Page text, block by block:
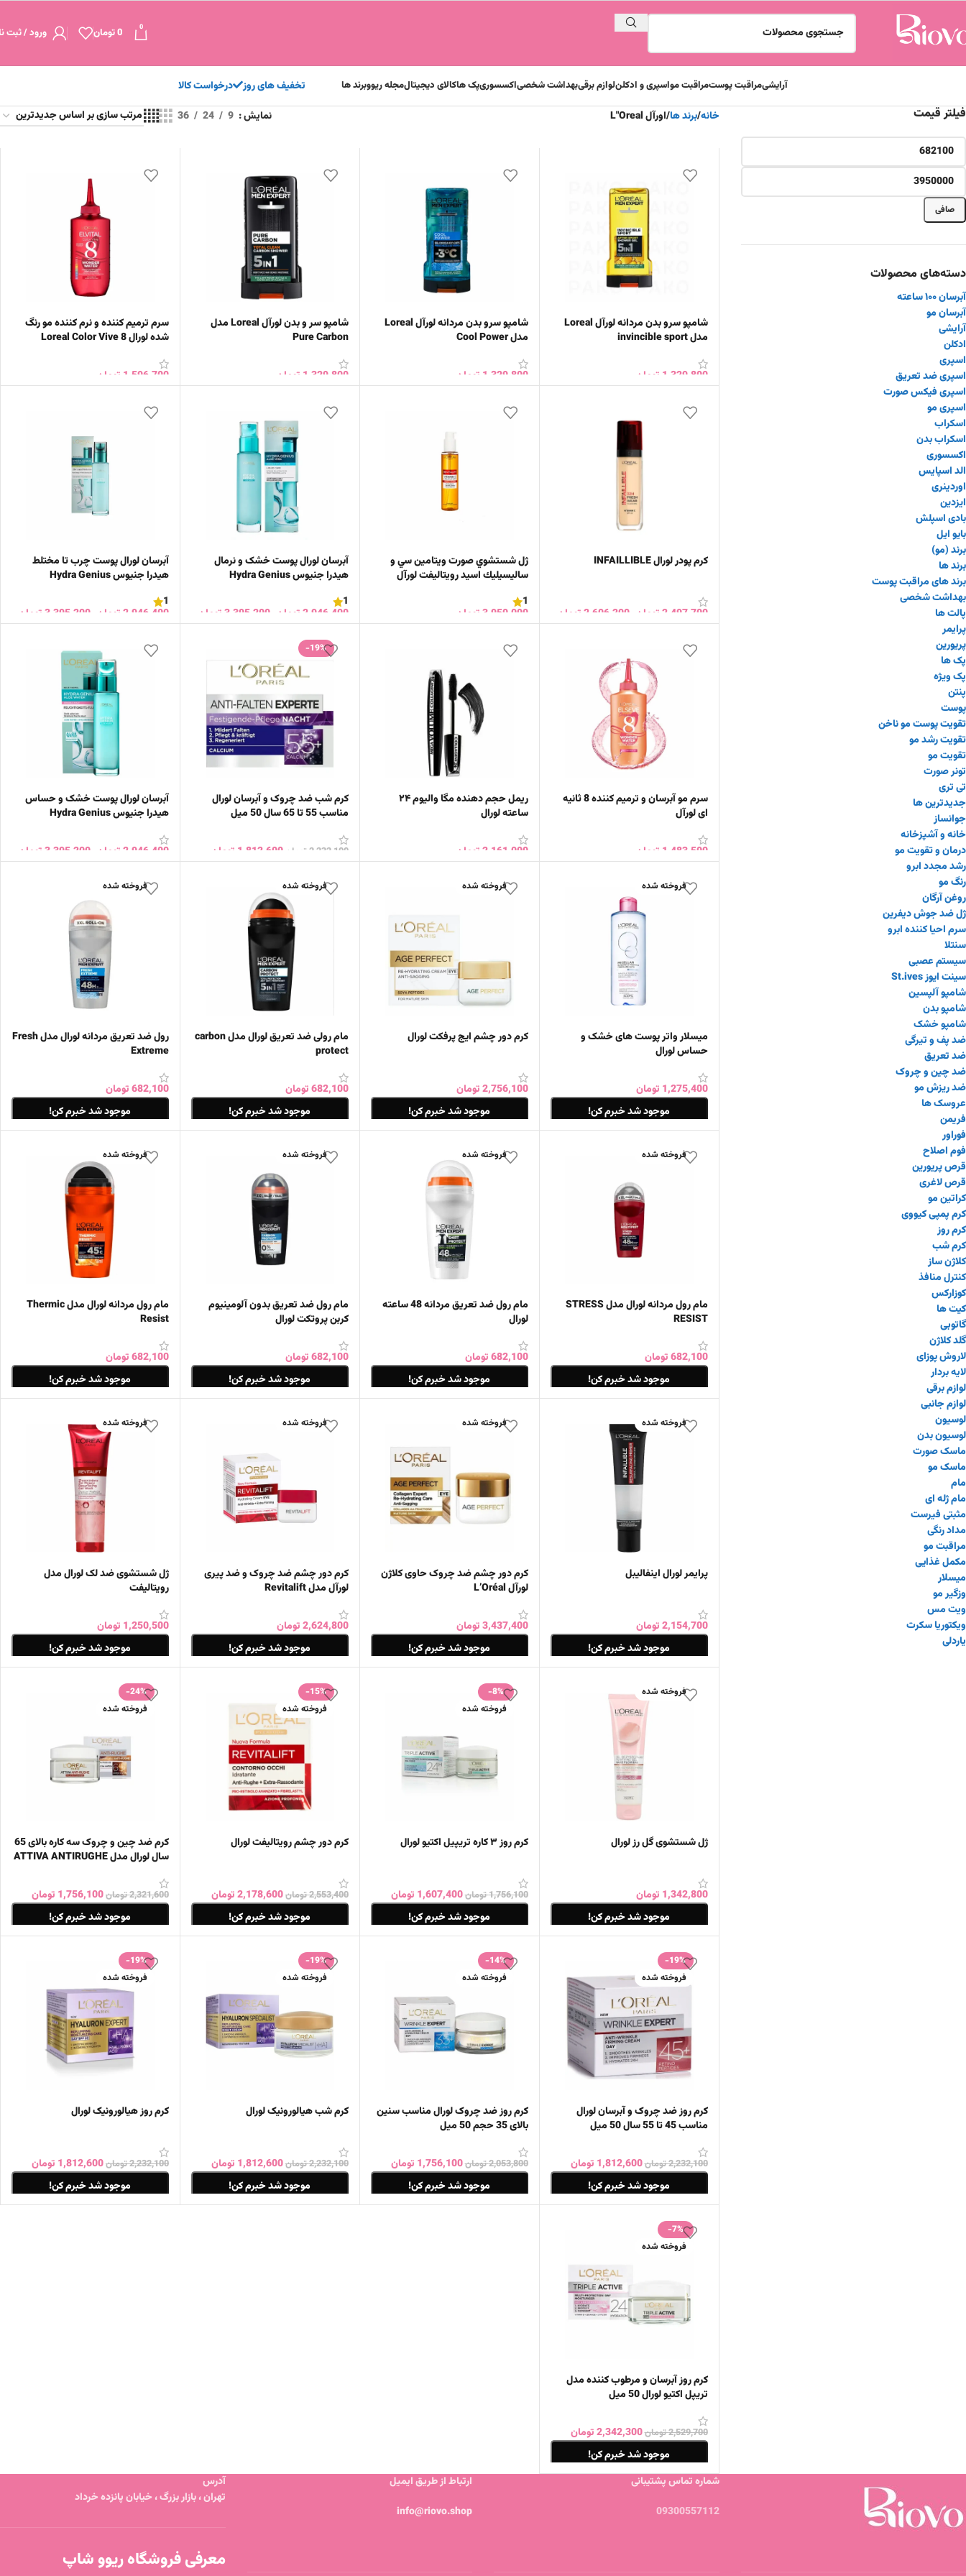
0
0تومان ورود / ثبت
آرایشیمراقبت پوستمراقبت مواسپری و ادکلنلوازم برقیبهداشت شخصیاکسسوریپک هاکالای دیجیتالمجله ریووبرند ها تخفیف های روز درخواست کالا
فیلتر قیمت
قيمت:682,100 تومان
دسته‌های محصولات
آبرسان ۱۰۰ ساعته
آبرسان مو
آرایشی
ادکلن
اسپری
اسپری ضد تعریق
اسپری فیکس صورت
اسپری مو
اسکراب
اسکراب بدن
اکسسوری
الد اسپایس
اوردینری
ایزدین
بادی اسپلش
بایو ایل
برند (مو)
برند ها
برند های مراقبت پوست
بهداشت شخصی
پالت ها
پرایمر
پریورین
پک ها
پک ویژه
پنتن
پوست
تقویت پوست مو ناخن
تقویت رشد مو
تقویت مو
تونر صورت
تی تری
جدیدترین ها
جوانساز
خانه و آشپزخانه
درمان و تقویت مو
رشد مجدد ابرو
رنگ مو
روغن آرگان
ژل ضد جوش دیفرین
سرم احیا کننده ابرو
سنتلا
سیستم عصبی
سینت ایوز St.ives
شامپو آلپسین
شامپو بدن
شامپو خشک
ضد پف و تیرگی
ضد تعریق
ضد چین و چروک
ضد ریزش مو
عروسک ها
فریمن
فوراور
فوم اصلاح
قرص پریورین
قرص لاغری
کراتین مو
کرم پمپی کیووی
کرم روز
کرم شب
کلاژن ساز
کنترل منافذ
کوزارکس
کیت ها
گاتوبی
گلد کلاژن
لاروش پوزای
لایه بردار
لوازم برقی
لوازم جانبی
لوسیون
لوسیون بدن
ماسک صورت
ماسک مو
مام
مام ژله ای
مثبتی فیرست
مداد رنگی
مراقبت مو
مکمل غذایی
میسلار
وزگیر مو
ویت مس
ویکتوریا سکرت
یاردلی
خانه برند ها اورآل L"Oreal نمایش 9
24
36
شامپو سرو بدن مردانه لورآل Loreal
مدل invincible sport
1,329,800 تومان
شامپو سرو بدن مردانه لورآل Loreal
مدل Cool Power
1,329,800 تومان
شامپو سر و بدن لورآل Loreal مدل
Pure Carbon
1,329,800 تومان
سرم ترمیم کننده و نرم کننده مو رنگ
شده لورال Loreal Color Vive 8
1,596,700 تومان
کرم پودر لورال INFAILLIBLE
2,497,700تومان –
2,606,200تومان
ژل شستشوي صورت ويتامين سي و
ساليسيليك اسيد رويتاليفت لورآل
1
3,950,000تومان
آبرسان لورال پوست خشک و نرمال
هیدرا جنیوس Hydra Genius
1
2,946,400تومان –
3,395,200تومان
آبرسان لورال پوست چرب تا مختلط
هیدرا جنیوس Hydra Genius
1
2,946,400تومان –
3,395,200تومان
سرم مو آبرسان و ترمیم كننده 8 ثانیه
ای لورآل
1,483,500 تومان
ریمل حجم دهنده مگا والیوم ۲۴
ساعته لورال
2,161,000تومان
-19%
کرم شب ضد چروک و آبرسان لورال
مناسب 55 تا 65 سال 50 میل
2,232,100 تومان 1,812,600 تومان
آبرسان لورال پوست خشک و حساس
هیدرا جنیوس Hydra Genius
2,946,400تومان –
3,395,200تومان
فروخته شده
میسلار واتر پوست های خشک و
حساس لورال
1,275,400 تومان
موجود شد خبرم کن!
فروخته شده
کرم دور چشم ایج پرفکت لورال
2,756,100تومان
موجود شد خبرم کن!
فروخته شده
مام رولی ضد تعریق لورال مدل carbon
protect
682,100تومان
موجود شد خبرم کن!
فروخته شده
رول ضد تعریق مردانه لورال مدل Fresh
Extreme
682,100تومان
موجود شد خبرم کن!
فروخته شده
مام رول مردانه لورال مدل STRESS
RESIST
682,100تومان
موجود شد خبرم کن!
فروخته شده
مام رول ضد تعریق مردانه 48 ساعته
لورال
682,100تومان
موجود شد خبرم کن!
فروخته شده
مام رول ضد تعریق بدون آلومینیوم
کربن پروتکت لورال
682,100تومان
موجود شد خبرم کن!
فروخته شده
مام رول مردانه لورال مدل Thermic
Resist
682,100تومان
موجود شد خبرم کن!
فروخته شده
پرایمر لورال اینفالیبل
2,154,700تومان
موجود شد خبرم کن!
فروخته شده
کرم دور چشم ضد چروک حاوی کلاژن
لورآل L’Oréal
3,437,400تومان
موجود شد خبرم کن!
فروخته شده
کرم دور چشم ضد چروک و ضد پیری
لورآل مدل Revitalift
2,624,800تومان
موجود شد خبرم کن!
فروخته شده
ژل شستشوی ضد لک لورال مدل
رویتالیفت
1,250,500 تومان
موجود شد خبرم کن!
فروخته شده
ژل شستشوی گل رز لورال
1,342,800 تومان
موجود شد خبرم کن!
-8%
فروخته شده
کرم روز ۳ کاره تریپیل اکتیو لورال
1,756,100تومان1,607,400 تومان
موجود شد خبرم کن!
-15%
فروخته شده
کرم دور چشم رویتالیفت لورال
2,553,400تومان2,178,600تومان
موجود شد خبرم کن!
-24%
فروخته شده
کرم ضد چین و چروک سه کاره بالای 65
سال لورال مدل ATTIVA ANTIRUGHE
2,321,600تومان1,756,100 تومان
موجود شد خبرم کن!
-19%
فروخته شده
کرم روز ضد چروک و آبرسان لورال
مناسب 45 تا 55 سال 50 میل
2,232,100تومان1,812,600 تومان
موجود شد خبرم کن!
-14%
فروخته شده
کرم روز ضد چروک لورال مناسب سنین
بالای 35 حجم 50 میل
2,053,800تومان1,756,100 تومان
موجود شد خبرم کن!
-19%
فروخته شده
کرم شب هیالورونیک لورال
2,232,100تومان1,812,600 تومان
موجود شد خبرم کن!
-19%
فروخته شده
کرم روز هیالورونیک لورال
2,232,100تومان1,812,600 تومان
موجود شد خبرم کن!
-7%
فروخته شده
کرم روز آبرسان و مرطوب کننده مدل
تریپل اکتیو لورال 50 میل
2,529,700تومان2,342,300تومان
موجود شد خبرم کن!
اطلاعات بیشتر
شماره تماس پشتیبانی
09300557112
ارتباط از طریق ایمیل
info@riovo.shop
آدرس
تهران ، بازار بزرگ ، خیابان پانزده خرداد
معرفی فروشگاه ریوو شاپ